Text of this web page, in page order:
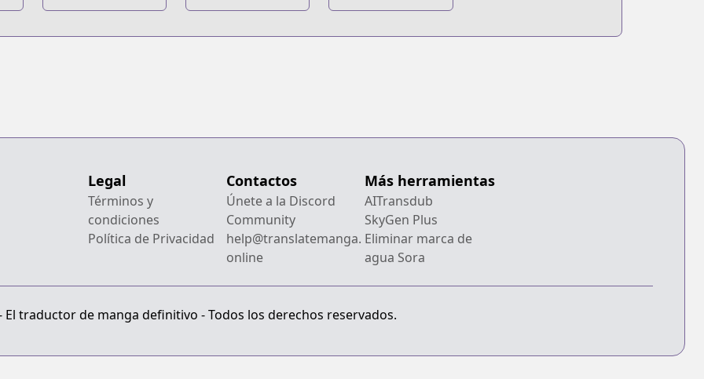
Level 99,
no Gakuin
Onmyouji no
ga
Legal
Términos y
condiciones
Política de Privacidad
Contactos
Únete a la Discord
Community
help@translatemanga.
online
Más herramientas
AITransdub
SkyGen Plus
Eliminar marca de
agua Sora
traductor de manga definitivo - Todos los derechos reservados.